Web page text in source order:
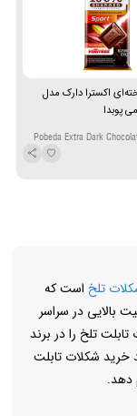
اکسترا دارک مدل
Pobeda Extra Dark
تلخ است که
بالایی در سراسر
تلخ را در برند
خرید شکلات تابلت
دهد.